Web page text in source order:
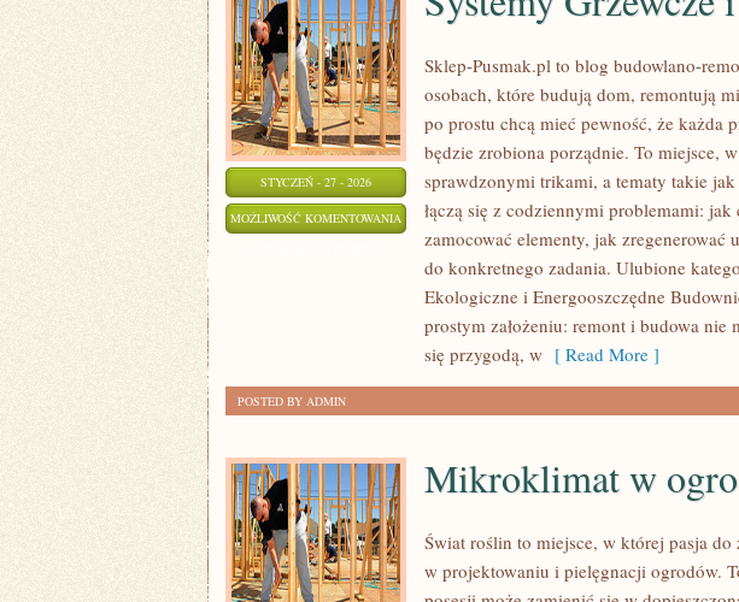
STYCZEŃ - 27 - 2026
MOŻLIWOŚĆ KOMENTOWANIA SYSTEMY
GRZEWCZE
WENTYLACYJNE
Sklep-Pusmak.pl to blog budowlano-
osobach, które budują dom, remontują
po prostu chcą mieć pewność, że każda
będzie zrobiona porządnie. To miejsce,
sprawdzonymi trikami, a tematy takie
łączą się z codziennymi problemami:
zamocować elementy, jak zregenerować
do konkretnego zadania. Ulubione
Ekologiczne i Energooszczędne
prostym założeniu: remont i budowa nie
się przygodą, w [ Read More ]
POSTED BY ADMIN
Mikroklimat w
Świat roślin to miejsce, w której pasja do
w projektowaniu i pielęgnacji ogrodów.